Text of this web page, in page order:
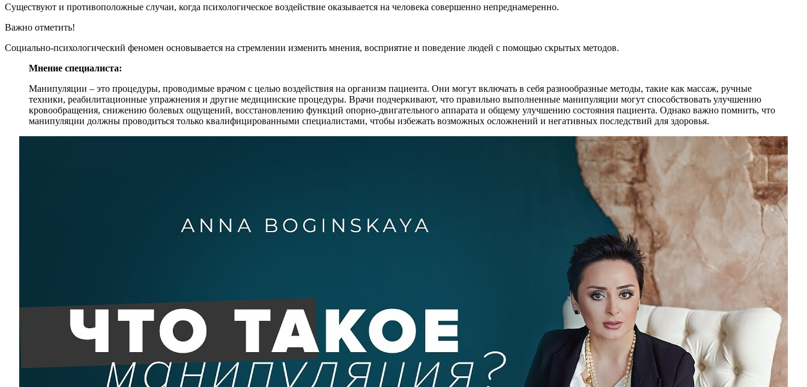
Существуют и противоположные случаи, когда психологическое воздействие оказывается на человека совершенно непреднамеренно.
Важно отметить!
Социально-психологический феномен основывается на стремлении изменить мнения, восприятие и поведение людей с помощью скрытых методов.
Мнение специалиста:
Манипуляции – это процедуры, проводимые врачом с целью воздействия на организм пациента. Они могут включать в себя разнообразные методы, такие как массаж, ручные
техники, реабилитационные упражнения и другие медицинские процедуры. Врачи подчеркивают, что правильно выполненные манипуляции могут способствовать улучшению
кровообращения, снижению болевых ощущений, восстановлению функций опорно-двигательного аппарата и общему улучшению состояния пациента. Однако важно помнить, что
манипуляции должны проводиться только квалифицированными специалистами, чтобы избежать возможных осложнений и негативных последствий для здоровья.